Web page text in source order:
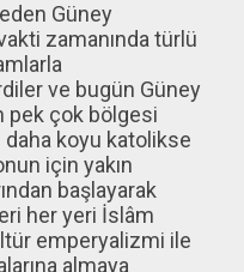
Güney
zamanında türlü
ve bugün Güney
pek çok bölgesi
daha koyu katolikse
için yakın
başlayarak
her yeri İslâm
emperyalizmi ile
almaya